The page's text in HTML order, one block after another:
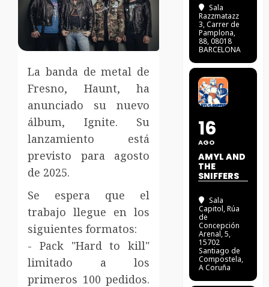
La banda de metal de
Fresno, Haunt, ha
anunciado su nuevo
álbum, Ignite. Su
lanzamiento está
previsto para agosto
de 2025.
Se espera que el
trabajo llegue en los
siguientes formatos:
- Pack "Hard to kill"
limitado a los
primeros 100 pedidos.
Sala
Razzmatazz
3, Carrer de
Pamplona,
88, 08018
BARCELONA
16
AGO
AMYL AND
THE
SNIFFERS
Sala
Capitol, Rúa
de
Concepción
Arenal, 5,
15702
Santiago de
Compostela,
A Coruña